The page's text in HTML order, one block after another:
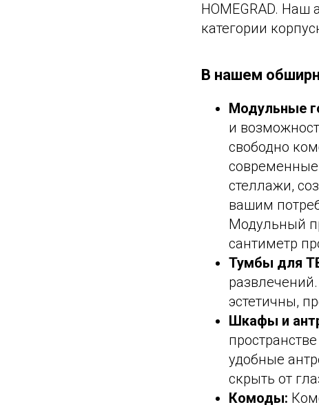
HOMEGRAD. Наш
категории
В нашем
Модульные
и
свободно
стеллажи,
вашим
Модульный
сантиметр
Тумбы для
эстетичны,
Шкафы и
удобные
скрыть от
Комоды: